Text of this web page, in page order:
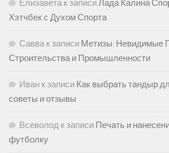
Елизаветак записиЛада Калина
Хэтчбек с Духом Спорта
Саввак записи Метизы: Невидимые
Строительства и Промышленности
Иван к записи Как выбрать тандыр
советы и отзывы
Всеволод к записи Печать и
футболку